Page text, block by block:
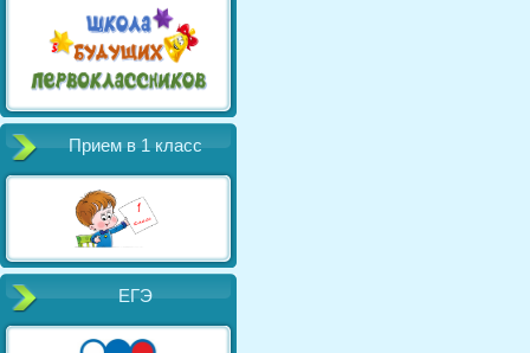
Прием в 1 класс
ЕГЭ